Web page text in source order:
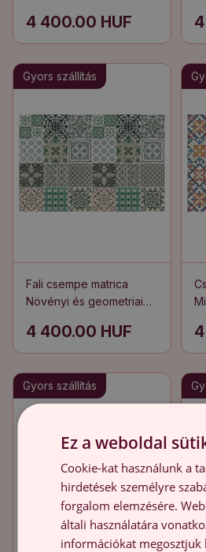
4 400.00 HUF
Gyors szállítás
Fali csempe matrica
Növényi és geometriai
4 400.00 HUF
Gyors szállítás
Ez a weboldal
Cookie-kat használunk a
hirdetések személyre
forgalom elemzésére.
általi használatára
információkat megosztjuk